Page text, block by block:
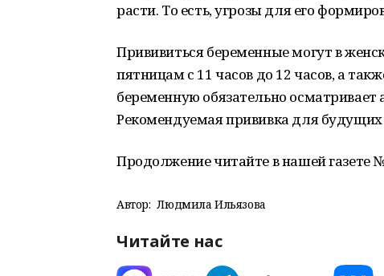
расти. То есть, угрозы для его
Прививиться беременные могут в
пятницам с 11 часов до 12 часов, а
беременную обязательно осматривает
Рекомендуемая прививка для
Продолжение читайте в нашей газете
Автор: Людмила Ильязова
Читайте нас